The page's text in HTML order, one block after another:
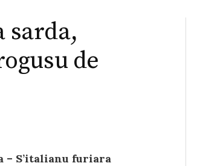
sarda,
de
– S’italianu furiara